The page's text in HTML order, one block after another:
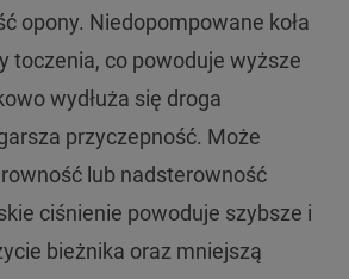
opony. Niedopompowane koła
toczenia, co powoduje wyższe
wydłuża się droga
przyczepność. Może
lub nadsterowność
ciśnienie powoduje szybsze i
bieżnika oraz mniejszą